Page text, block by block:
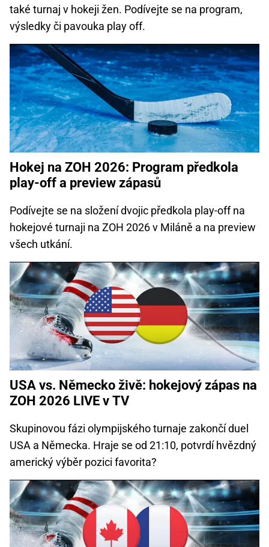
také turnaj v hokeji žen. Podívejte se na program,
výsledky či pavouka play off.
Hokej na ZOH 2026: Program předkola
play-off a preview zápasů
Podívejte se na složení dvojic předkola play-off na
hokejové turnaji na ZOH 2026 v Miláně a na preview
všech utkání.
USA vs. Německo živě: hokejový zápas na
ZOH 2026 LIVE v TV
Skupinovou fázi olympijského turnaje zakončí duel
USA a Německa. Hraje se od 21:10, potvrdí hvězdný
americký výběr pozici favorita?